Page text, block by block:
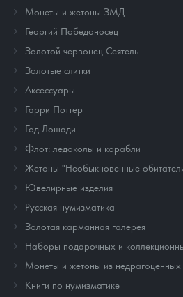
Монеты и жетоны ЗМД
Георгий Победоносец
Золотой червонец Сеятель
Золотые слитки
Аксессуары
Гарри Поттер
Год Лошади
Флот: ледоколы и корабли
Жетоны "Необыкновенные
Ювелирные изделия
Русская нумизматика
Золотая карманная галерея
Наборы подарочных и
Монеты и жетоны из недрагоценных
Книги по нумизматике